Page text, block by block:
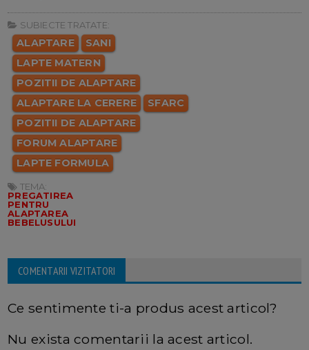
SUBIECTE TRATATE:
ALAPTARE
SANI
LAPTE MATERN
POZITII DE ALAPTARE
ALAPTARE LA CERERE
SFARC
POZITII DE ALAPTARE
FORUM ALAPTARE
LAPTE FORMULA
TEMA:
PREGATIREA
PENTRU
ALAPTAREA
BEBELUSULUI
COMENTARII VIZITATORI
Ce sentimente ti-a produs acest articol?
Nu exista comentarii la acest articol.